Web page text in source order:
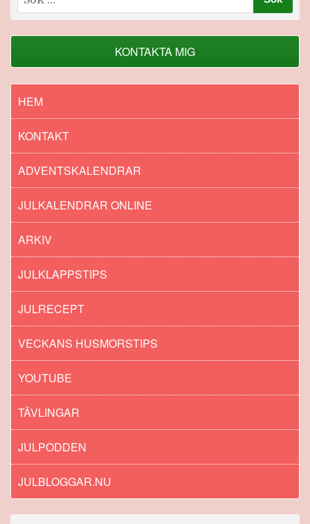
efter:
KONTAKTA MIG
HEM
KONTAKT
ADVENTSKALENDRAR
JULKALENDRAR ONLINE
ARKIV
JULKLAPPSTIPS
JULRECEPT
VECKANS HUSMORSTIPS
YOUTUBE
TÄVLINGAR
JULPODDEN
JULBLOGGAR.NU